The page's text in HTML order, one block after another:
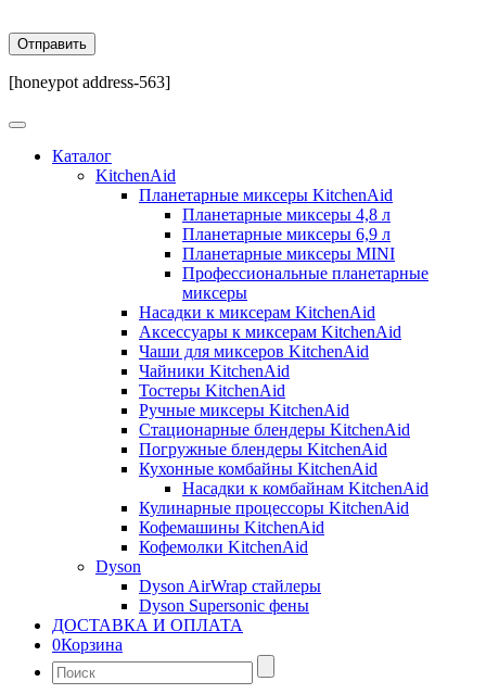
[honeypot address-563]
Каталог
KitchenAid
Планетарные миксеры KitchenAid
Планетарные миксеры 4,8 л
Планетарные миксеры 6,9 л
Планетарные миксеры MINI
Профессиональные планетарные
миксеры
Насадки к миксерам KitchenAid
Аксессуары к миксерам KitchenAid
Чаши для миксеров KitchenAid
Чайники KitchenAid
Тостеры KitchenAid
Ручные миксеры KitchenAid
Стационарные блендеры KitchenAid
Погружные блендеры KitchenAid
Кухонные комбайны KitchenAid
Насадки к комбайнам KitchenAid
Кулинарные процессоры KitchenAid
Кофемашины KitchenAid
Кофемолки KitchenAid
Dyson
Dyson AirWrap стайлеры
Dyson Supersonic фены
ДОСТАВКА И ОПЛАТА
0Корзина
Найти: